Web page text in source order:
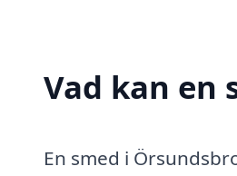
Vad kan en
En smed i